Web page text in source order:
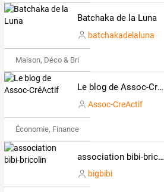
Batchaka de la Luna
batchakadelaluna
Maison, Déco & Bricolage
Le blog de Assoc-CréActif
Assoc-CreActif
Économie, Finance & Droit
association bibi-bricolin
bigbibi